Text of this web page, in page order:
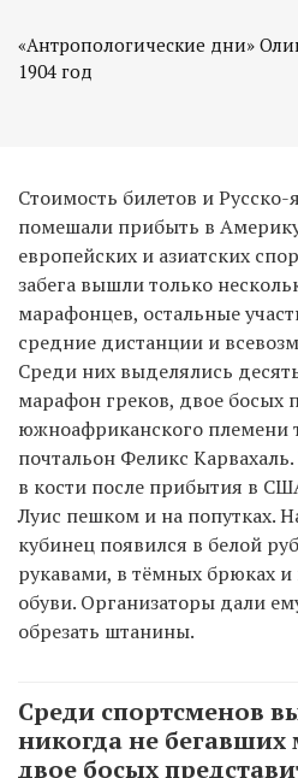
«Антропологические дни»
1904 год
Стоимость билетов и
помешали прибыть в
европейских и азиатских
забега вышли только
марафонцев, остальные
средние дистанции и
Среди них выделялись
марафон греков, двое босых
южноафриканского племени
почтальон Феликс
в кости после прибытия в
Луис пешком и на попутках.
кубинец появился в белой
рукавами, в тёмных брюках
обуви. Организаторы дали
обрезать штанины.
Среди спортсменов
никогда не
двое босых